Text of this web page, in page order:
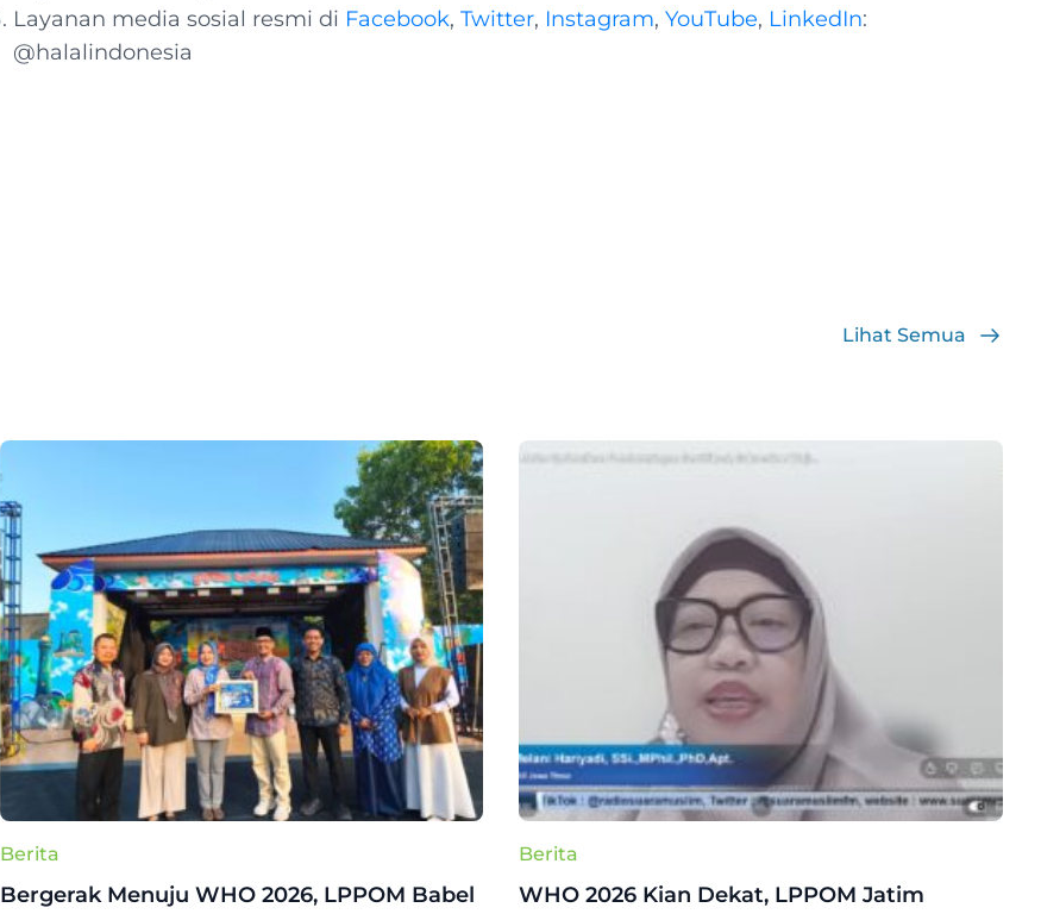
Layanan media sosial resmi di Facebook,Twitter, Instagram,YouTube, LinkedIn:
@halalindonesia
Lihat Semua
Berita
Bergerak Menuju WHO 2026, LPPOM Babel
Berita
WHO 2026 Kian Dekat, LPPOM Jatim